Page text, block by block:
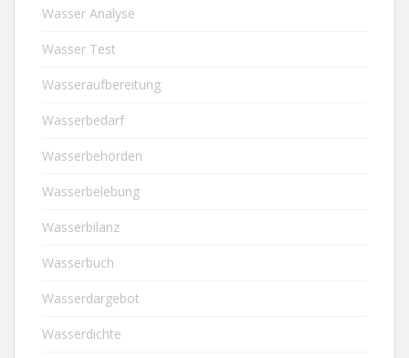
Wasser Analyse
Wasser Test
Wasseraufbereitung
Wasserbedarf
Wasserbehörden
Wasserbelebung
Wasserbilanz
Wasserbuch
Wasserdargebot
Wasserdichte